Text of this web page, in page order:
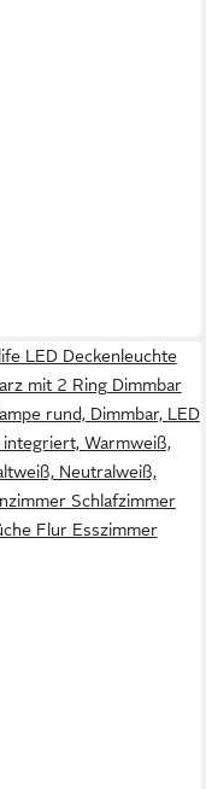
LED Deckenleuchte
mit 2 Ring Dimmbar
rund, Dimmbar, LED
Warmweiß,
Neutralweiß,
Schlafzimmer
Flur Esszimmer